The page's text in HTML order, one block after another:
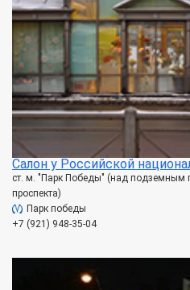
Салон у Российской
ст. м. "Парк Победы" (над подземным
проспекта)
Парк победы
+7 (921) 948-35-04